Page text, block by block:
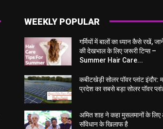
WEEKLY POPULAR
गर्मियों में बालों का ध्यान कैसे रखें,
की देखभाल के लिए जरूरी टिप्स –
Summer Hair Care...
कबीटखेड़ी सोलर पॉवर प्लांट इंदौर:
प्रदेश का सबसे बड़ा सोलर पॉवर
अमित शाह ने कहा मुसलमानों के
संविधान के खिलाफ है